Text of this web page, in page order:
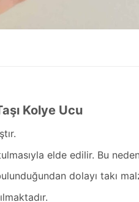
Kolye Ucu
elde edilir. Bu
dolayı takı